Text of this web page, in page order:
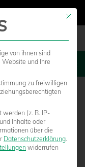
Mit
von ihnen sind
und Ihre
zu freiwilligen
werden (z. B. IP-
Inhalte oder
über die
Datenschutzerklärung.
widerrufen